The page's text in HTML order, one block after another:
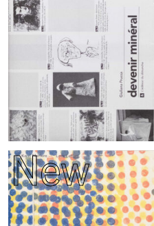
New